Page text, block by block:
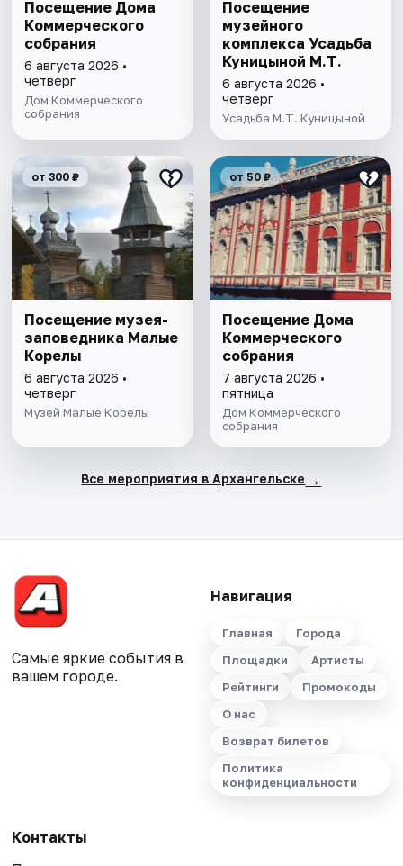
Посещение Дома
Коммерческого
собрания
6 августа 2026 •
четверг
Дом Коммерческого
собрания
Посещение
музейного
комплекса Усадьба
Куницыной М.Т.
6 августа 2026 •
четверг
Усадьба М.Т. Куницыной
от 300 ₽
Посещение музея-
заповедника Малые
Корелы
6 августа 2026 •
четверг
Музей Малые Корелы
от 50 ₽
Посещение Дома
Коммерческого
собрания
7 августа 2026 •
пятница
Дом Коммерческого
собрания
Все мероприятия в Архангельске →
Самые яркие события в
вашем городе.
Навигация
Главная
Города
Площадки
Артисты
Рейтинги
Промокоды
О нас
Возврат билетов
Политика
конфиденциальности
Контакты